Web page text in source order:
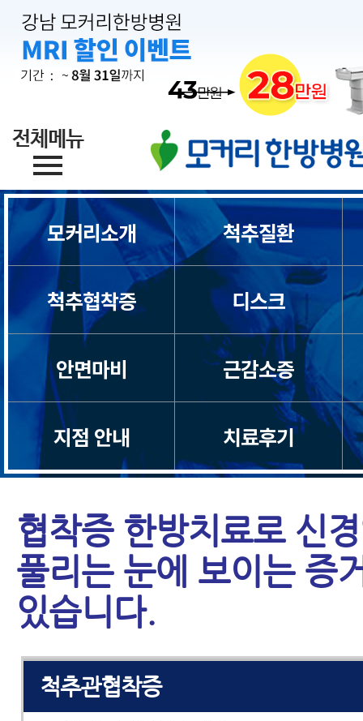
모커리소개 척추질환
척추협착증 디스크
안면마비 근감소증
지점 안내 치료후기
협착증 한방치료로 신
풀리는 눈에 보이는 증
있습니다.
목디스크
목통증
일자목/거북목
척수증
경추관협착증
허리디스크
허리통증
좌골신경통
척추관협착증